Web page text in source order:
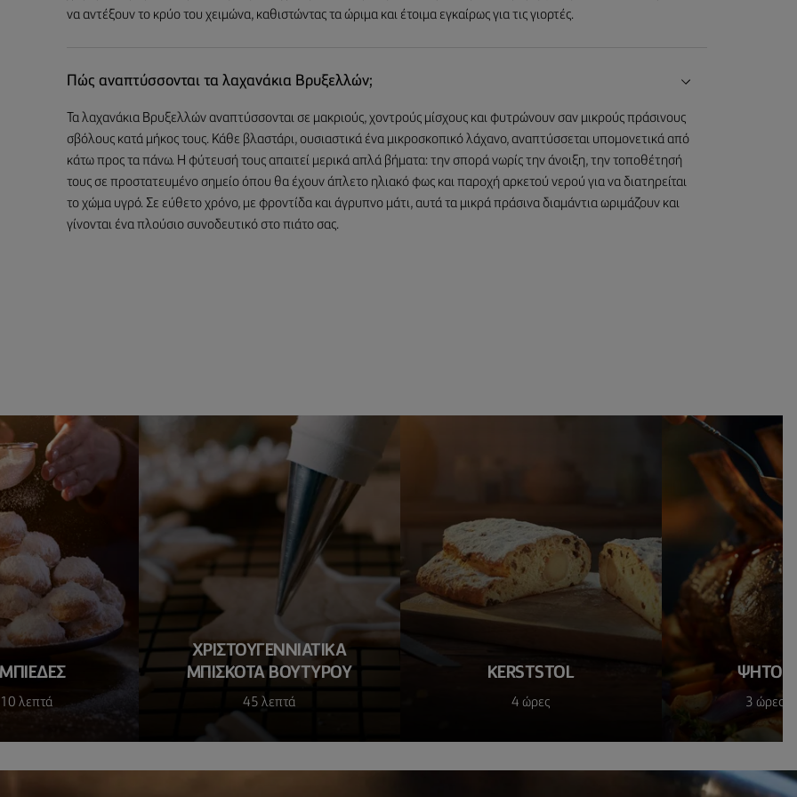
να αντέξουν το κρύο του χειμώνα, καθιστώντας τα ώριμα και έτοιμα εγκαίρως για τις γιορτές.
Πώς αναπτύσσονται τα λαχανάκια Βρυξελλών;
Τα λαχανάκια Βρυξελλών αναπτύσσονται σε μακριούς, χοντρούς μίσχους και φυτρώνουν σαν μικρούς πράσινους
σβόλους κατά μήκος τους. Κάθε βλαστάρι, ουσιαστικά ένα μικροσκοπικό λάχανο, αναπτύσσεται υπομονετικά από
κάτω προς τα πάνω. Η φύτευσή τους απαιτεί μερικά απλά βήματα: την σπορά νωρίς την άνοιξη, την τοποθέτησή
τους σε προστατευμένο σημείο όπου θα έχουν άπλετο ηλιακό φως και παροχή αρκετού νερού για να διατηρείται
το χώμα υγρό. Σε εύθετο χρόνο, με φροντίδα και άγρυπνο μάτι, αυτά τα μικρά πράσινα διαμάντια ωριμάζουν και
γίνονται ένα πλούσιο συνοδευτικό στο πιάτο σας.
λεπτά
ΧΡΙΣΤΟΥΓΕΝΝΙΆΤΙΚΑ
ΜΠΙΣΚΌΤΑ ΒΟΥΤΎΡΟΥ
45 λεπτά
KERSTSTOL
4 ώρες
ΨΗΤΌ
3 ώρες